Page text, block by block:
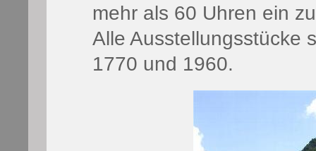
mehr als 60 Uhren ein
Alle Ausstellungsstücke
1770 und 1960.